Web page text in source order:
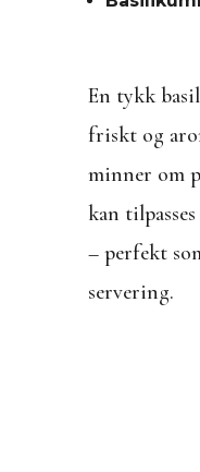
En tykk
friskt og
minner om
kan
– perfekt
servering.